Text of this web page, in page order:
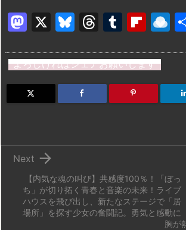
M
st
o
d
X
Bl
e
s
k
T
e
a
d
T
m
bl
r
Fl
b
o
ar
R
n
o
よろしければシェアお願いします
【内気な魂の叫び】共感度100％！「ぼっ
ち」が切り拓く青春と音楽の未来！ライブ
ハウスを飛び出し、新たなステージで「居
場所」を探す少女の奮闘記。勇気と感動に
胸が

Next